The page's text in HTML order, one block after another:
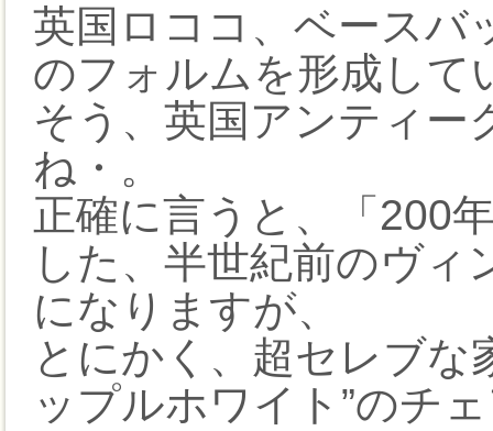
英国ロココ、ベースバ
のフォルムを形成して
そう、英国アンティー
ね・。
正確に言うと、「200
した、半世紀前のヴ
になりますが、
とにかく、超セレブな
ップルホワイト”のチ